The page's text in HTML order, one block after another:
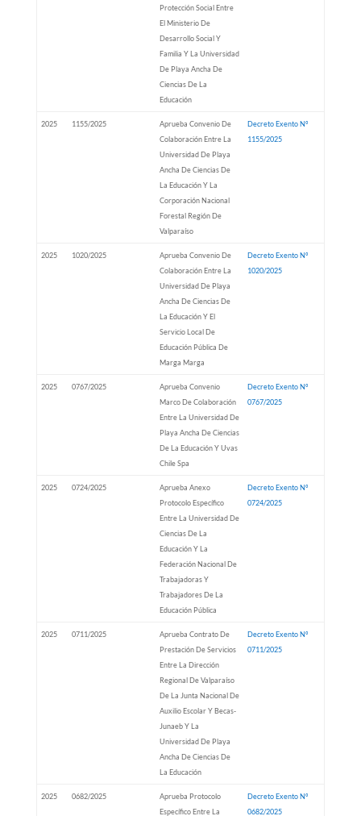
Protección Social Entre
El Ministerio De
Desarrollo Social Y
Familia Y La Universidad
De Playa Ancha De
Ciencias De La
Educación
2025 1155/2025
Aprueba Convenio De
Colaboración Entre La
Universidad De Playa
Ancha De Ciencias De
La Educación Y La
Corporación Nacional
Forestal Región De
Valparaíso
Decreto Exento Nº
1155/2025
2025 1020/2025
Aprueba Convenio De
Colaboración Entre La
Universidad De Playa
Ancha De Ciencias De
La Educación Y El
Servicio Local De
Educación Pública De
Marga Marga
Decreto Exento Nº
1020/2025
2025 0767/2025
Aprueba Convenio
Marco De Colaboración
Entre La Universidad De
Playa Ancha De Ciencias
De La Educación Y Uvas
Chile Spa
Decreto Exento Nº
0767/2025
2025 0724/2025
Aprueba Anexo
Protocolo Específico
Entre La Universidad De
Ciencias De La
Educación Y La
Federación Nacional De
Trabajadoras Y
Trabajadores De La
Educación Pública
Decreto Exento Nº
0724/2025
2025 0711/2025
Aprueba Contrato De
Prestación De Servicios
Entre La Dirección
Regional De Valparaíso
De La Junta Nacional De
Auxilio Escolar Y Becas-
Junaeb Y La
Universidad De Playa
Ancha De Ciencias De
La Educación
Decreto Exento Nº
0711/2025
2025 0682/2025
Aprueba Protocolo
Específico Entre La
Decreto Exento Nº
0682/2025